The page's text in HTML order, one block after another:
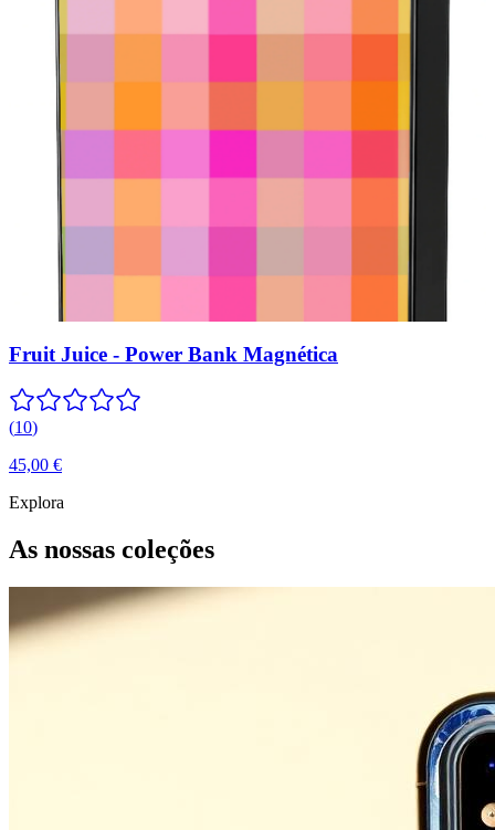
Fruit Juice - Power Bank Magnética
(10)
45,00 €
Explora
As nossas coleções